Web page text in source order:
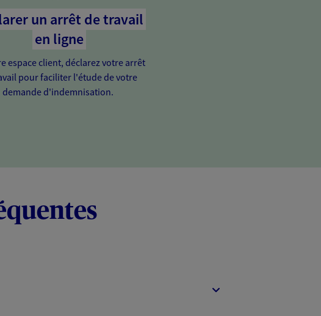
un arrêt de travail
en ligne
espace client, déclarez votre arrêt
pour faciliter l'étude de votre
demande d'indemnisation.